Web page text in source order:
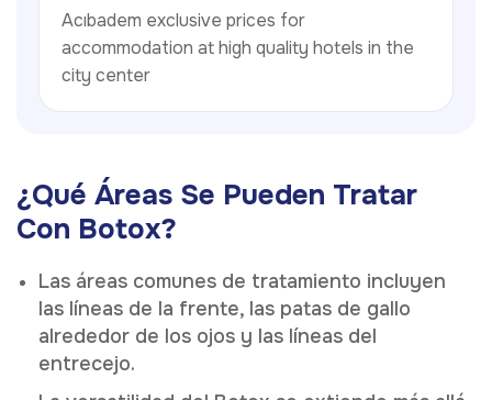
Acıbadem exclusive prices for
accommodation at high quality hotels in the
city center
¿Qué Áreas Se Pueden Tratar
Con Botox?
Las áreas comunes de tratamiento incluyen
las líneas de la frente, las patas de gallo
alrededor de los ojos y las líneas del
entrecejo.